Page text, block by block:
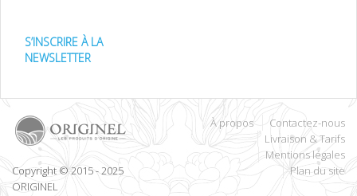
S’INSCRIRE À LA
NEWSLETTER
Copyright © 2015 - 2025
ORIGINEL
À propos
Contactez-nous
Livraison & Tarifs
Mentions légales
Plan du site